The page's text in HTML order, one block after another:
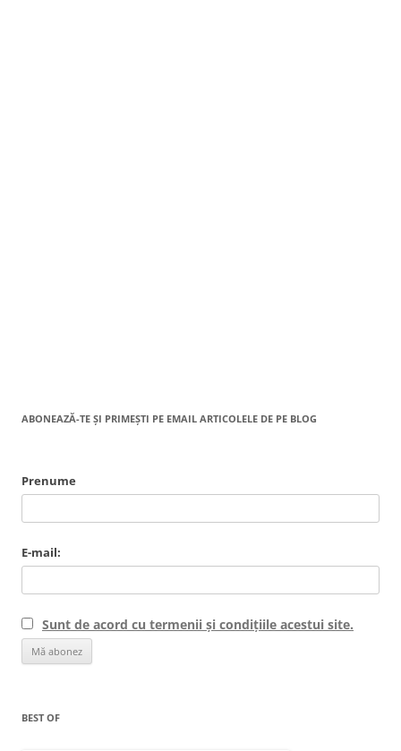
ABONEAZĂ-TE ȘI PRIMEȘTI PE EMAIL ARTICOLELE DE PE BLOG
Prenume
E-mail:
Sunt de acord cu termenii și condițiile acestui site.
BEST OF